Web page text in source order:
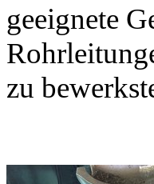
geeignete
zu